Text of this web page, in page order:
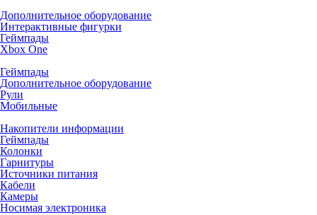
Дополнительное оборудование
Интерактивные фигурки
Геймпады
Xbox One
Геймпады
Дополнительное оборудование
Рули
Мобильные
Накопители информации
Геймпады
Колонки
Гарнитуры
Источники питания
Кабели
Камеры
Носимая электроника